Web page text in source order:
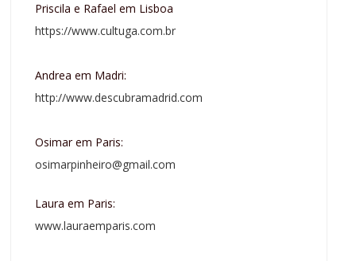
Priscila e Rafael em Lisboa
https://www.cultuga.com.br
Andrea em Madri:
http://www.descubramadrid.com
Osimar em Paris:
osimarpinheiro@gmail.com
Laura em Paris:
www.lauraemparis.com